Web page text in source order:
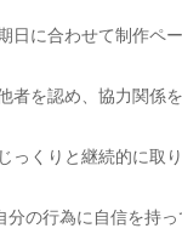
日に合わせて制作ペ
者を認め、協力関係
っくりと継続的に取
分の行為に自信を持